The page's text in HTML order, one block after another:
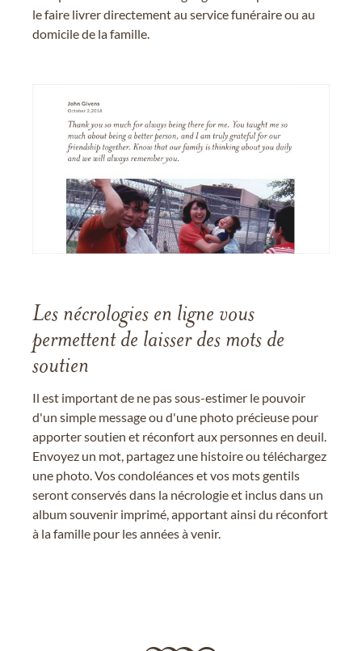
le faire livrer directement au service funéraire ou au
domicile de la famille.
Les nécrologies en ligne vous
permettent de laisser des mots de
soutien
Il est important de ne pas sous-estimer le pouvoir
d'un simple message ou d'une photo précieuse pour
apporter soutien et réconfort aux personnes en deuil.
Envoyez un mot, partagez une histoire ou téléchargez
une photo. Vos condoléances et vos mots gentils
seront conservés dans la nécrologie et inclus dans un
album souvenir imprimé, apportant ainsi du réconfort
à la famille pour les années à venir.